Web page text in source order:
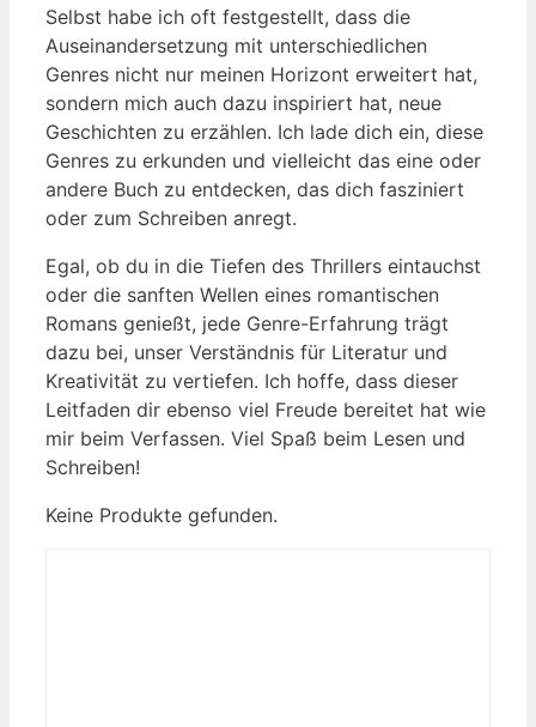
Selbst habe ich oft festgestellt, dass die
Auseinandersetzung mit unterschiedlichen
Genres nicht nur meinen Horizont erweitert hat,
sondern mich auch dazu inspiriert hat, neue
Geschichten zu erzählen. Ich lade dich ein, diese
Genres zu erkunden und vielleicht das eine oder
andere Buch zu entdecken, das dich fasziniert
oder zum Schreiben anregt.
Egal, ob du in die Tiefen des Thrillers eintauchst
oder die sanften Wellen eines romantischen
Romans genießt, jede Genre-Erfahrung trägt
dazu bei, unser Verständnis für Literatur und
Kreativität zu vertiefen. Ich hoffe, dass dieser
Leitfaden dir ebenso viel Freude bereitet hat wie
mir beim Verfassen. Viel Spaß beim Lesen und
Schreiben!
Keine Produkte gefunden.